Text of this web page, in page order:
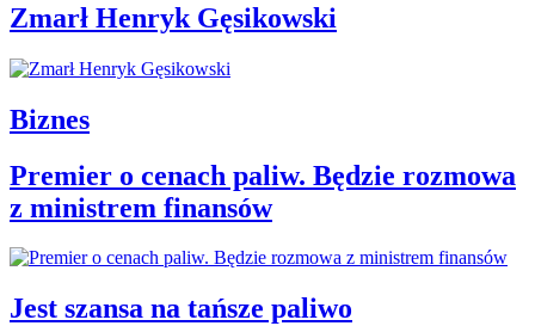
Zmarł Henryk Gęsikowski
Biznes
Premier o cenach paliw. Będzie rozmowa
z ministrem finansów
Jest szansa na tańsze paliwo